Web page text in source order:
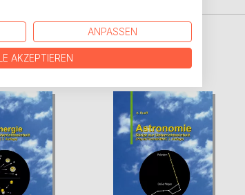
TITEL BEI
ANPASSEN
AKZEPTIEREN